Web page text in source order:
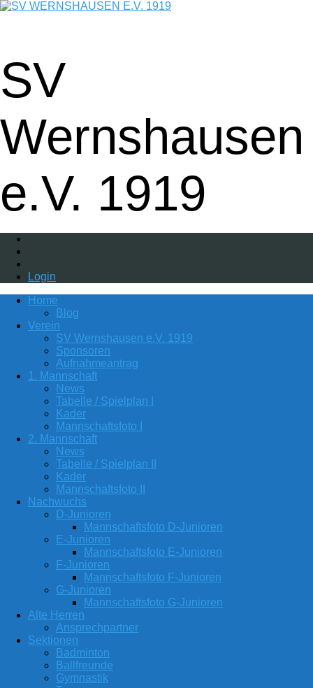
SV
Wernshausen
e.V. 1919
Login
Home
Blog
Verein
SV Wernshausen e.V. 1919
Sponsoren
Aufnahmeantrag
1. Mannschaft
News
Tabelle / Spielplan I
Kader
Mannschaftsfoto I
2. Mannschaft
News
Tabelle / Spielplan II
Kader
Mannschaftsfoto II
Nachwuchs
D-Junioren
Mannschaftsfoto D-Junioren
E-Junioren
Mannschaftsfoto E-Junioren
F-Junioren
Mannschaftsfoto F-Junioren
G-Junioren
Mannschaftsfoto G-Junioren
Alte Herren
Ansprechpartner
Sektionen
Badminton
Ballfreunde
Gymnastik